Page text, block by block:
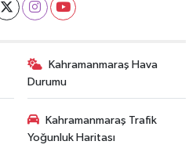
Kahramanmaraş Hava
Durumu
Kahramanmaraş Trafik
Yoğunluk Haritası